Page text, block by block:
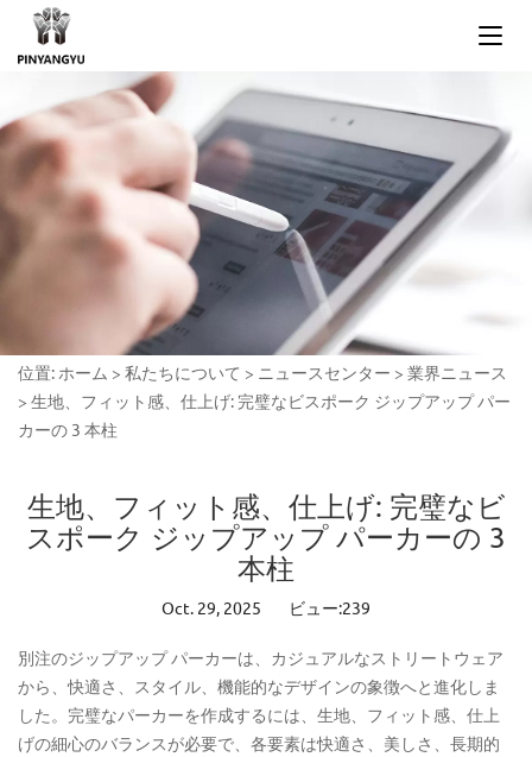
位置: ホーム > 私たちについて > ニュースセンター > 業界ニュース
> 生地、フィット感、仕上げ: 完璧なビスポーク ジップアップ パー
カーの 3 本柱
生地、フィット感、仕上げ: 完璧なビ
スポーク ジップアップ パーカーの 3
本柱
Oct. 29, 2025 ビュー:239
別注のジップアップ パーカーは、 カジュアルなストリートウェア
から、快適さ、スタイル、機能的なデザインの象徴へと進化しま
した。完璧なパーカーを作成するには、生地、フィット感、仕上
げの細心のバランスが必要で、各要素は快適さ、美しさ、長期的